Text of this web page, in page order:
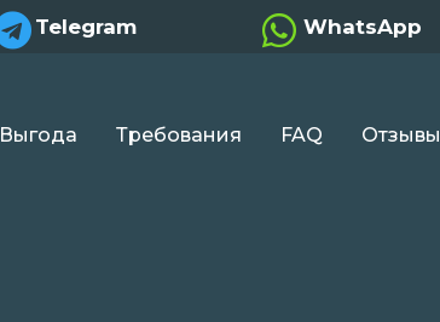
Telegram  WhatsApp
Выгода Требования FAQ Отзывы